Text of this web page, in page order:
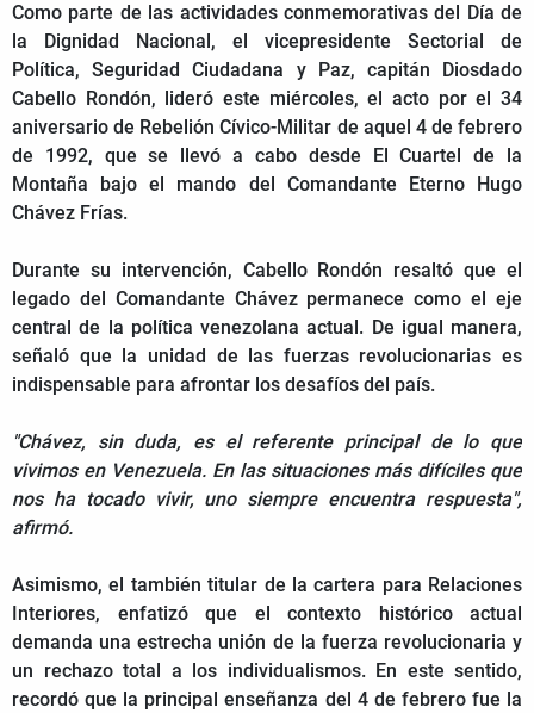
Como parte de las actividades conmemorativas del Día de
la Dignidad Nacional, el vicepresidente Sectorial de
Política, Seguridad Ciudadana y Paz, capitán Diosdado
Cabello Rondón, lideró este miércoles, el acto por el 34
aniversario de Rebelión Cívico-Militar de aquel 4 de febrero
de 1992, que se llevó a cabo desde El Cuartel de la
Montaña bajo el mando del Comandante Eterno Hugo
Chávez Frías.
Durante su intervención, Cabello Rondón resaltó que el
legado del Comandante Chávez permanece como el eje
central de la política venezolana actual. De igual manera,
señaló que la unidad de las fuerzas revolucionarias es
indispensable para afrontar los desafíos del país.
"Chávez, sin duda, es el referente principal de lo que
vivimos en Venezuela. En las situaciones más difíciles que
nos ha tocado vivir, uno siempre encuentra respuesta",
afirmó.
Asimismo, el también titular de la cartera para Relaciones
Interiores, enfatizó que el contexto histórico actual
demanda una estrecha unión de la fuerza revolucionaria y
un rechazo total a los individualismos. En este sentido,
recordó que la principal enseñanza del 4 de febrero fue la